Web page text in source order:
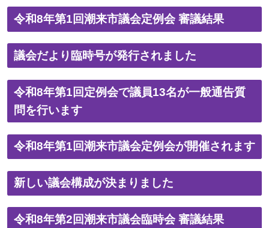
令和8年第1回潮来市議会定例会 審議結果
議会だより臨時号が発行されました
令和8年第1回定例会で議員13名が一般通告質
問を行います
令和8年第1回潮来市議会定例会が開催されます
新しい議会構成が決まりました
令和8年第2回潮来市議会臨時会 審議結果